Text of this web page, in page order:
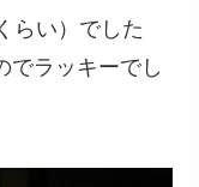
らい）でした
でラッキーでし